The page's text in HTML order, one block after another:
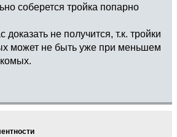
соберется тройка попарно
доказать не получится, т.к. тройки
может не быть уже при меньшем